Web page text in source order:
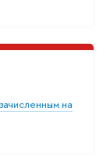
на